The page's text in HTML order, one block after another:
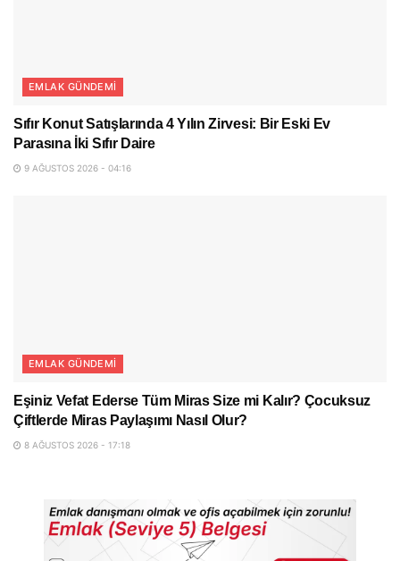
EMLAK GÜNDEMI
Sıfır Konut Satışlarında 4 Yılın Zirvesi: Bir Eski Ev
Parasına İki Sıfır Daire
9 AĞUSTOS 2026 - 04:16
EMLAK GÜNDEMI
Eşiniz Vefat Ederse Tüm Miras Size mi Kalır? Çocuksuz
Çiftlerde Miras Paylaşımı Nasıl Olur?
8 AĞUSTOS 2026 - 17:18